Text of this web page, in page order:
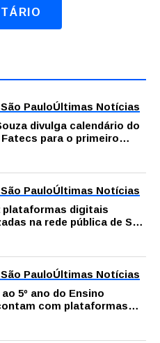
São PauloÚltimas Notícias
divulga calendário do
para o primeiro
São PauloÚltimas Notícias
plataformas digitais
na rede pública de SP
São PauloÚltimas Notícias
5º ano do Ensino
com plataformas
estudos na escola e